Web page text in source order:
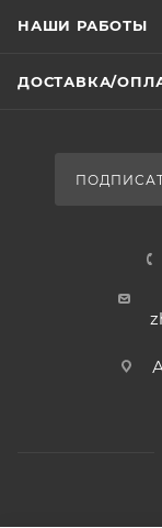
НАШИ РАБОТЫ
ДОСТАВКА/